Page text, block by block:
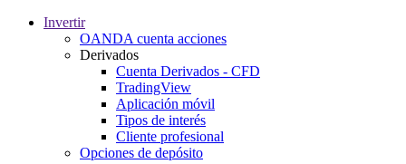
Invertir
OANDA cuenta acciones
Derivados
Cuenta Derivados - CFD
TradingView
Aplicación móvil
Tipos de interés
Cliente profesional
Opciones de depósito